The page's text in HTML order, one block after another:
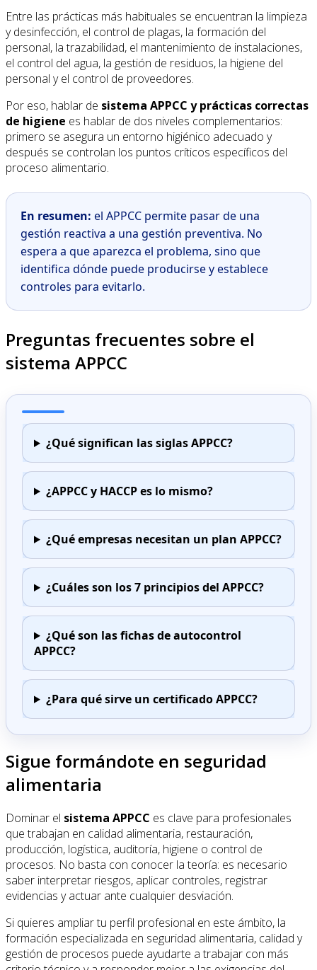
Entre las prácticas más habituales se encuentran la limpieza
y desinfección, el control de plagas, la formación del
personal, la trazabilidad, el mantenimiento de instalaciones,
el control del agua, la gestión de residuos, la higiene del
personal y el control de proveedores.
Por eso, hablar de sistema APPCC y prácticas correctas
de higiene es hablar de dos niveles complementarios:
primero se asegura un entorno higiénico adecuado y
después se controlan los puntos críticos específicos del
proceso alimentario.
En resumen: el APPCC permite pasar de una
gestión reactiva a una gestión preventiva. No
espera a que aparezca el problema, sino que
identifica dónde puede producirse y establece
controles para evitarlo.
Preguntas frecuentes sobre el
sistema APPCC
¿Qué significan las siglas APPCC?
¿APPCC y HACCP es lo mismo?
¿Qué empresas necesitan un plan APPCC?
¿Cuáles son los 7 principios del APPCC?
¿Qué son las fichas de autocontrol
APPCC?
¿Para qué sirve un certificado APPCC?
Sigue formándote en seguridad
alimentaria
Dominar el sistema APPCC es clave para profesionales
que trabajan en calidad alimentaria, restauración,
producción, logística, auditoría, higiene o control de
procesos. No basta con conocer la teoría: es necesario
saber interpretar riesgos, aplicar controles, registrar
evidencias y actuar ante cualquier desviación.
Si quieres ampliar tu perfil profesional en este ámbito, la
formación especializada en seguridad alimentaria, calidad y
gestión de procesos puede ayudarte a trabajar con más